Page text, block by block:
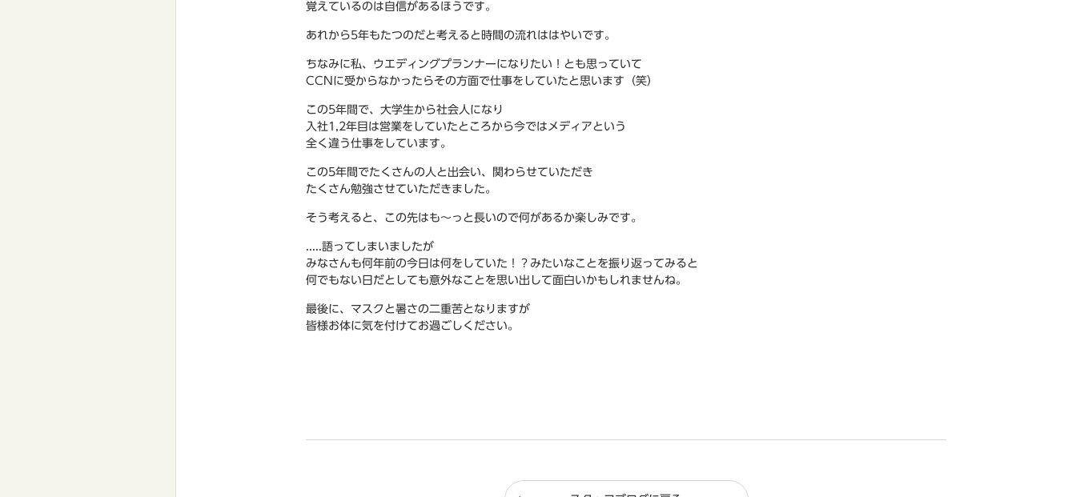
覚えているのは自信があるほうです。
あれから5年もたつのだと考えると時間の流れははやいです。
ちなみに私、ウエディングプランナーになりたい！とも思っていて
CCNに受からなかったらその方面で仕事をしていたと思います（笑）
この5年間で、大学生から社会人になり
入社1,2年目は営業をしていたところから今ではメディアという
全く違う仕事をしています。
この5年間でたくさんの人と出会い、関わらせていただき
たくさん勉強させていただきました。
そう考えると、この先はも～っと長いので何があるか楽しみです。
.....語ってしまいましたが
みなさんも何年前の今日は何をしていた！？みたいなことを振り返ってみると
何でもない日だとしても意外なことを思い出して面白いかもしれませんね。
最後に、マスクと暑さの二重苦となりますが
皆様お体に気を付けてお過ごしください。